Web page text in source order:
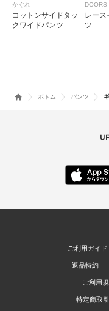
かぐれ
コットンサイドタッ
クワイドパンツ
DOORS
レース
ツ
ボトム パンツ
ご利用ガイド
返品特約
ご利用
特定商取